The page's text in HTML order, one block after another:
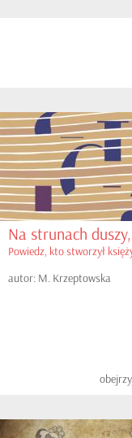
Na strunach
Powiedz, kto stworzył
autor: M. Krzeptowska